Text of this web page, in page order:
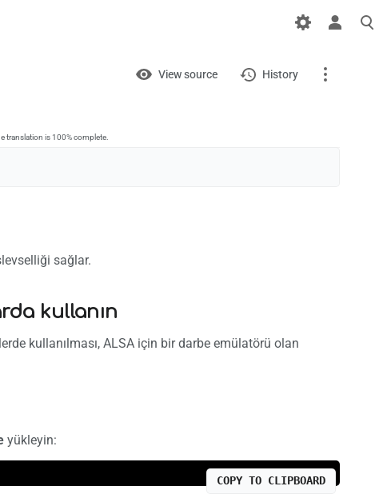
ViewView source History
translation is 100% complete.
sağlar.
kullanın
kullanılması, ALSA için bir darbe emülatörü olan
yükleyin:
COPY TO CLIPBOARD